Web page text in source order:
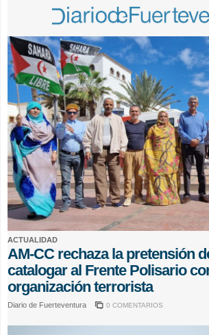
ACTUALIDAD
AM-CC rechaza la pretensión
catalogar al Frente Polisario
organización terrorista
Diario de Fuerteventura 0 COMENTARIOS